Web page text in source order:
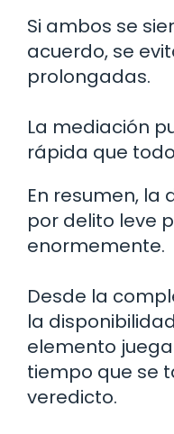
Si ambos se
acuerdo, se
prolongadas.
La mediación
rápida que
En resumen, la
por delito leve
enormemente.
Desde la
la
elemento
tiempo que se
veredicto.